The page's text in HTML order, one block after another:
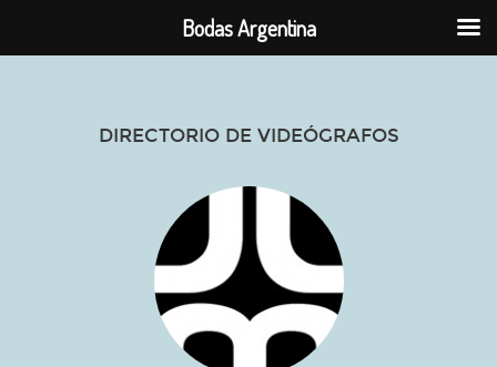
DIRECTORIO DE VIDEÓGRAFOS
Bodas Argentina